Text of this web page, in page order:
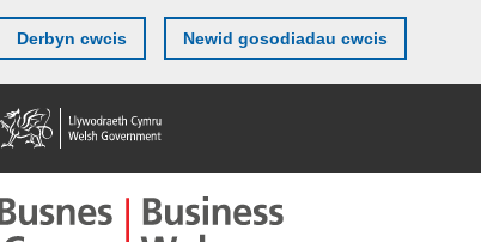
Derbyn cwcis Newid gosodiadau cwcis